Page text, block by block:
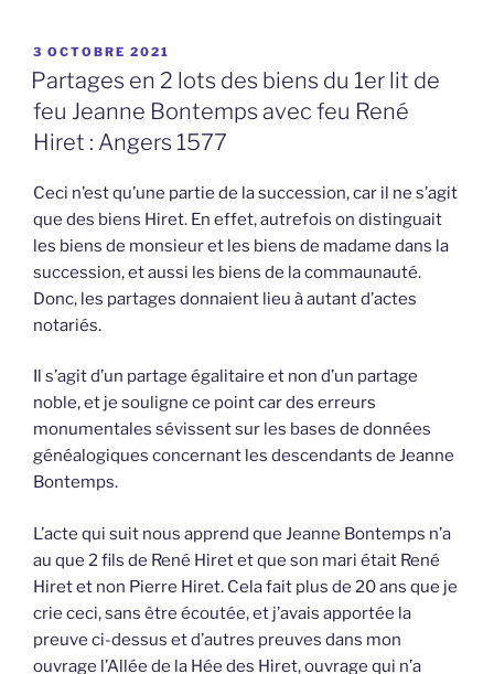
PUBLIÉ
LE
3 OCTOBRE 2021
Partages en 2 lots des biens du 1er lit de
feu Jeanne Bontemps avec feu René
Hiret : Angers 1577
Ceci n’est qu’une partie de la succession, car il ne s’agit
que des biens Hiret. En effet, autrefois on distinguait
les biens de monsieur et les biens de madame dans la
succession, et aussi les biens de la commaunauté.
Donc, les partages donnaient lieu à autant d’actes
notariés.
Il s’agit d’un partage égalitaire et non d’un partage
noble, et je souligne ce point car des erreurs
monumentales sévissent sur les bases de données
généalogiques concernant les descendants de Jeanne
Bontemps.
L’acte qui suit nous apprend que Jeanne Bontemps n’a
au que 2 fils de René Hiret et que son mari était René
Hiret et non Pierre Hiret. Cela fait plus de 20 ans que je
crie ceci, sans être écoutée, et j’avais apportée la
preuve ci-dessus et d’autres preuves dans mon
ouvrage l’Allée de la Hée des Hiret, ouvrage qui n’a